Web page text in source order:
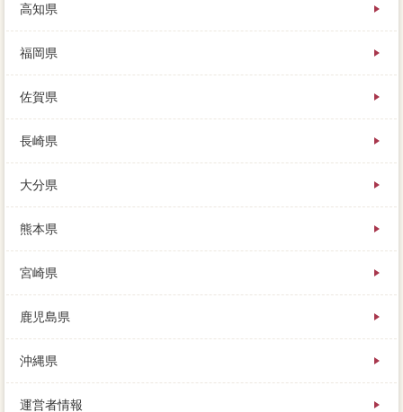
高知県
福岡県
佐賀県
長崎県
大分県
熊本県
宮崎県
鹿児島県
沖縄県
運営者情報